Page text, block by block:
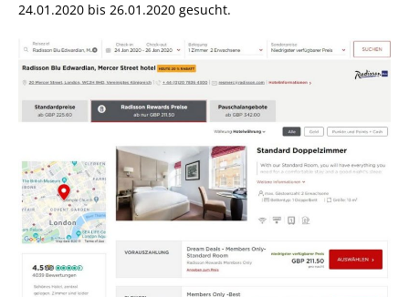
24.01.2020 bis 26.01.2020 gesucht.